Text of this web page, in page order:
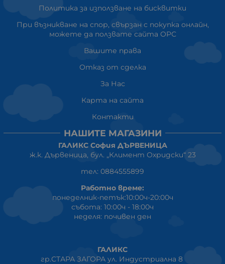
Политика за използване на бисквитки
При възникване на спор, свързан с покупка онлайн,
можете да ползвате сайта ОРС
Вашите права
Отказ от сделка
За Нас
Карта на сайта
Контакти
НАШИТЕ МАГАЗИНИ
ГАЛИКС София ДЪРВЕНИЦА
ж.к. Дървеница, бул. „Климент Охридски“ 23
тел: 0884555899
Работно време:
понеделник-петък:10:00ч-20:00ч
събота: 10:00ч - 18:00ч
неделя: почивен ден
ГАЛИКС
гр.СТАРА ЗАГОРА ул. Индустриална 8